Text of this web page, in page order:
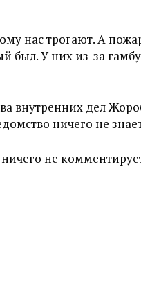
нас трогают. А
был. У них из-за
внутренних дел
ничего не
не